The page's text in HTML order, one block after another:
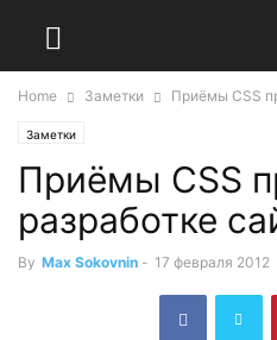
Home Заметки Приёмы CSS
Заметки
Приёмы CSS
разработке
By Max Sokovnin - 17 февраля 2012